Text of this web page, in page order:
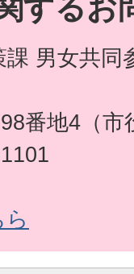
するお
男女共同
番地4（市